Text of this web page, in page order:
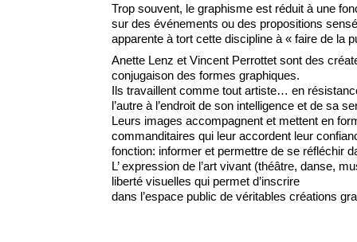
Trop souvent, le graphisme est réduit à une
sur des événements ou des propositions
apparente à tort cette discipline à « faire de la
Anette Lenz et Vincent Perrottet sont des
conjugaison des formes graphiques.
Ils travaillent comme tout artiste… en
l’autre à l’endroit de son intelligence et de sa
Leurs images accompagnent et mettent en
commanditaires qui leur accordent leur
fonction: informer et permettre de se réfléchir
L’ expression de l’art vivant (théâtre, danse,
liberté visuelles qui permet d’inscrire
dans l’espace public de véritables créations